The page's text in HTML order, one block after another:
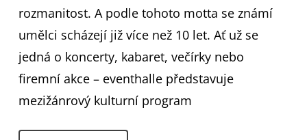
rozmanitost. A podle tohoto motta se známí
umělci scházejí již více než 10 let. Ať už se
jedná o koncerty, kabaret, večírky nebo
firemní akce – eventhalle představuje
mezižánrový kulturní program